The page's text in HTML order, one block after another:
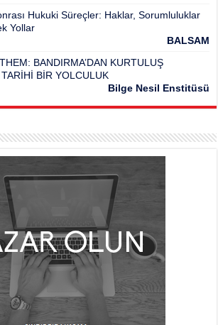
Hukuki Süreçler: Haklar, Sorumluluklar
Yollar
BALSAM
BANDIRMA’DAN KURTULUŞ
TARİHİ BİR YOLCULUK
Bilge Nesil Enstitüsü